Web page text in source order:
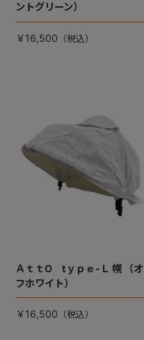
ントグリーン）
￥16,500
ＡｔｔO tｙｐｅ-Ｌ 幌 （オ
フホワイト）
￥16,500